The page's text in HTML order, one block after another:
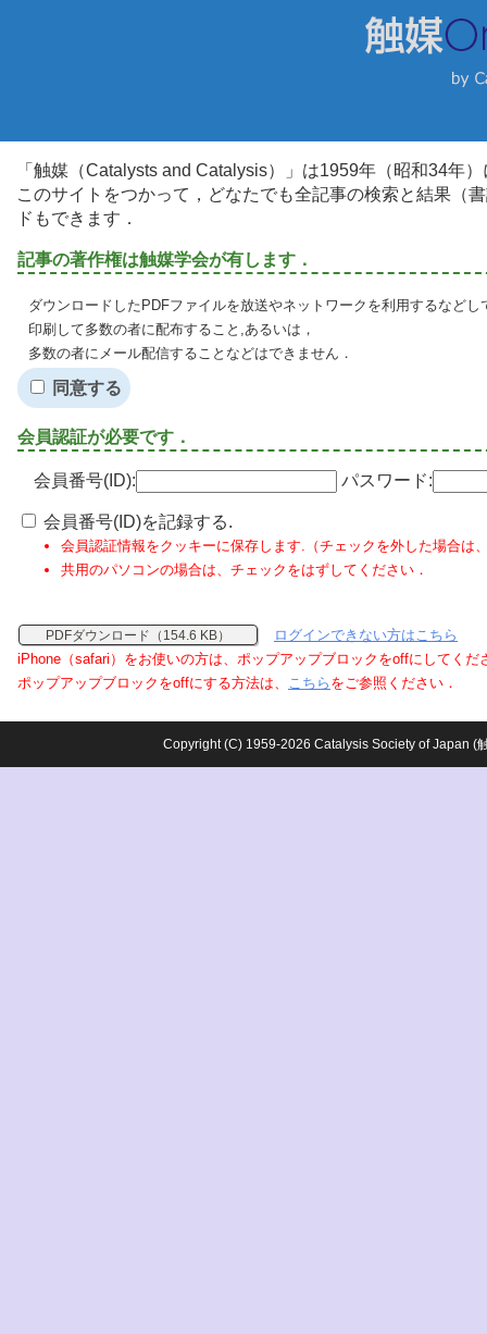
「触媒（Catalysts and Catalysis）」は1959年（昭和34年
このサイトをつかって，どなたでも全記事の検索と結果（
ドもできます．
記事の著作権は触媒学会が有します．
ダウンロードしたPDFファイルを放送やネットワークを利用するなど
印刷して多数の者に配布すること,あるいは，
多数の者にメール配信することなどはできません．
同意する
会員認証が必要です．
会員番号(ID): パスワード:
会員番号(ID)を記録する.
会員認証情報をクッキーに保存します.（チェックを外した場合は
共用のパソコンの場合は、チェックをはずしてください．
PDFダウンロード（154.6 KB）
ログインできない方はこちら
iPhone（safari）をお使いの方は、ポップアップブロックをoffにしてくだ
ポップアップブロックをoffにする方法は、 こちら をご参照ください．
Copyright (C) 1959-2026 Catalysis Society of Japan (